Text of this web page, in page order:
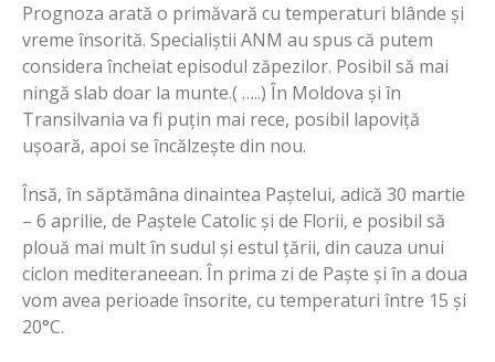
Prognoza arată o primăvară cu temperaturi blânde și
vreme însorită. Specialiștii ANM au spus că putem
considera încheiat episodul zăpezilor. Posibil să mai
ningă slab doar la munte.( …..) În Moldova și în
Transilvania va fi puțin mai rece, posibil lapoviță
ușoară, apoi se încălzește din nou.
Însă, în săptămâna dinaintea Paștelui, adică 30 martie
– 6 aprilie, de Paștele Catolic și de Florii, e posibil să
plouă mai mult în sudul și estul țării, din cauza unui
ciclon mediteraneean. În prima zi de Paște și în a doua
vom avea perioade însorite, cu temperaturi între 15 și
20°C.